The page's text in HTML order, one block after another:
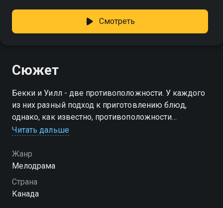
Смотреть
Сюжет
Бекки и Уилл - две противоположности. У каждого
из них разный подход к приготовлению блюд,
однако, как известно, противоположности
притягиваются.
Читать дальше
Жанр
Мелодрама
Страна
Канада